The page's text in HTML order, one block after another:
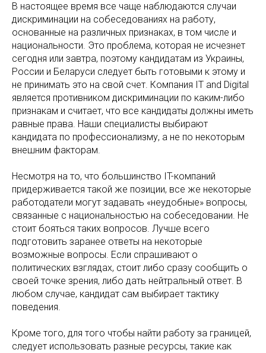
В настоящее время все чаще наблюдаются случаи
дискриминации на собеседованиях на работу,
основанные на различных признаках, в том числе и
национальности. Это проблема, которая не исчезнет
сегодня или завтра, поэтому кандидатам из Украины,
России и Беларуси следует быть готовыми к этому и
не принимать это на свой счет. Компания IT and Digital
является противником дискриминации по каким-либо
признакам и считает, что все кандидаты должны иметь
равные права. Наши специалисты выбирают
кандидата по профессионализму, а не по некоторым
внешним факторам.
Несмотря на то, что большинство IT-компаний
придерживается такой же позиции, все же некоторые
работодатели могут задавать «неудобные» вопросы,
связанные с национальностью на собеседовании. Не
стоит бояться таких вопросов. Лучше всего
подготовить заранее ответы на некоторые
возможные вопросы. Если спрашивают о
политических взглядах, стоит либо сразу сообщить о
своей точке зрения, либо дать нейтральный ответ. В
любом случае, кандидат сам выбирает тактику
поведения.
Кроме того, для того чтобы найти работу за границей,
следует использовать разные ресурсы, такие как